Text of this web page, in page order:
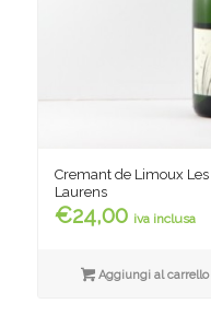
Cremant de Limoux
Laurens
€24,00 iva inclusa
Aggiungi al carrello